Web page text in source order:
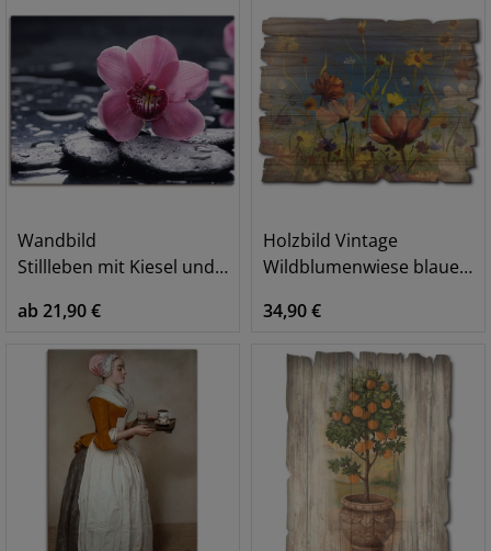
Wandbild
Stillleben mit Kiesel und einer Orchidee
ab 21,90 €
Holzbild Vintage
Wildblumenwiese blauer Himmel
34,90 €